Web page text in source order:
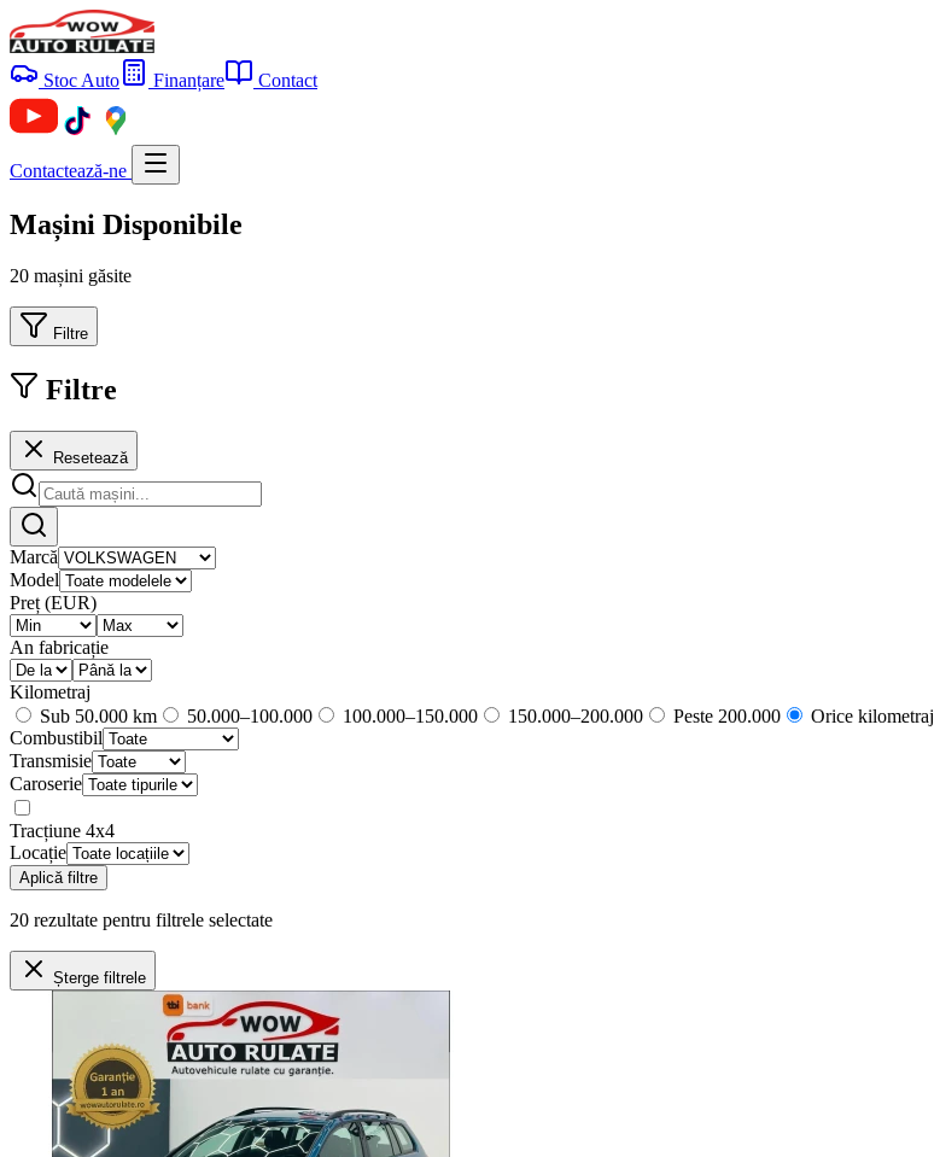
Stoc Auto Finanțare Contact
Contactează-ne
Mașini Disponibile
20 mașini găsite
Filtre
Filtre
Resetează
Marcă
Model
Preț (EUR)
An fabricație
Kilometraj
Sub 50.000 km
50.000–100.000 100.000–150.000 150.000–200.000 Peste 200.000
Orice kilometraj
Combustibil
Transmisie
Caroserie
Tracțiune 4x4
Locație
Aplică filtre
20 rezultate pentru filtrele selectate
Șterge filtrele